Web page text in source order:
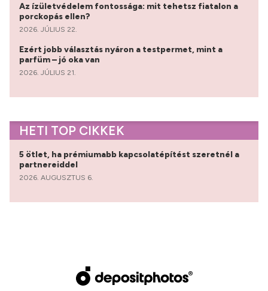
Az ízületvédelem fontossága: mit tehetsz fiatalon a
porckopás ellen?
2026. JÚLIUS 22.
Ezért jobb választás nyáron a testpermet, mint a
parfüm – jó oka van
2026. JÚLIUS 21.
HETI TOP CIKKEK
5 ötlet, ha prémiumabb kapcsolatépítést szeretnél a
partnereiddel
2026. AUGUSZTUS 6.